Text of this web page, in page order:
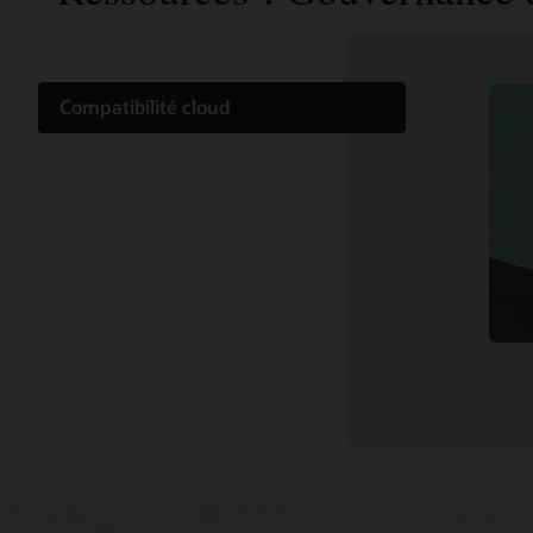
Compatibilité cloud